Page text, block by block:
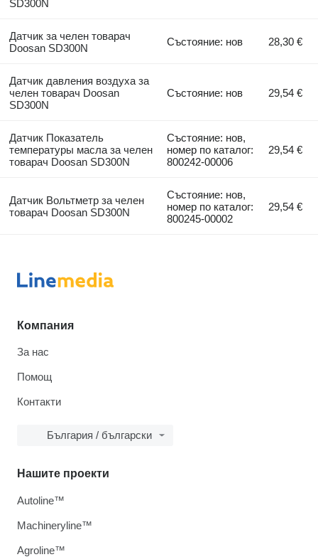
SD300N
Датчик за челен товарач
Doosan SD300N
Състояние: нов 28,30 €
Датчик давления воздуха за
челен товарач Doosan
SD300N
Състояние: нов 29,54 €
Датчик Показатель
температуры масла за челен
товарач Doosan SD300N
Състояние: нов,
номер по каталог:
800242-00006
29,54 €
Датчик Вольтметр за челен
товарач Doosan SD300N
Състояние: нов,
номер по каталог:
800245-00002
29,54 €
Компания
За нас
Помощ
Контакти
България / български
Нашите проекти
Autoline™
Machineryline™
Agroline™